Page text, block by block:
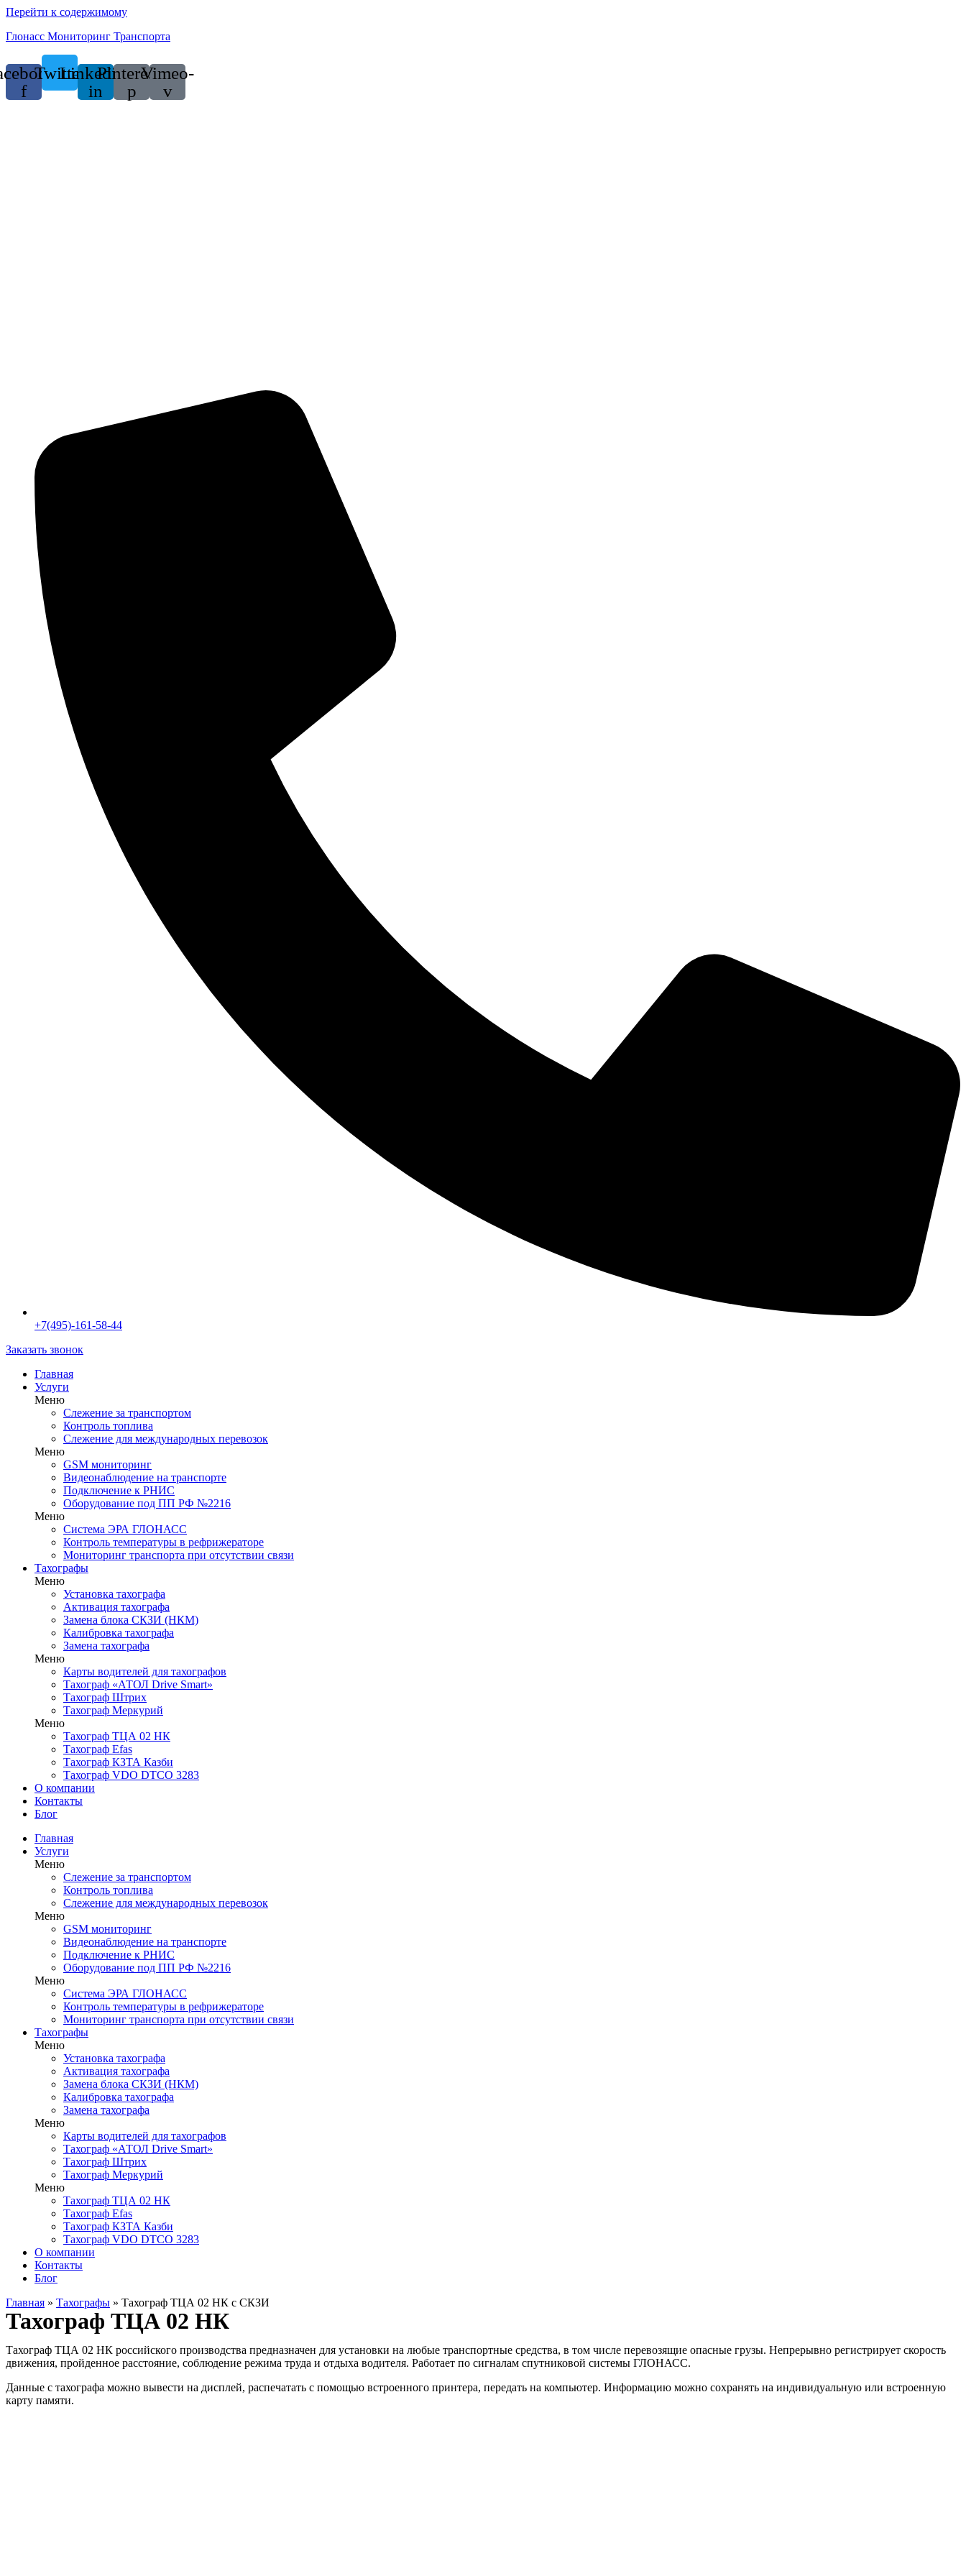
Перейти к содержимому
Глонасс Мониторинг Транспорта
f
TwitterLinkedin-
in
Pinterest-
p
Vimeo-
v
+7(495)-161-58-44
Заказать звонок
Главная
Услуги
Меню
Слежение за транспортом
Контроль топлива
Слежение для международных перевозок
Меню
GSM мониторинг
Видеонаблюдение на транспорте
Подключение к РНИС
Оборудование под ПП РФ №2216
Меню
Система ЭРА ГЛОНАСС
Контроль температуры в рефрижераторе
Мониторинг транспорта при отсутствии связи
Тахографы
Меню
Установка тахографа
Активация тахографа
Замена блока СКЗИ (НКМ)
Калибровка тахографа
Замена тахографа
Меню
Карты водителей для тахографов
Тахограф «АТОЛ Drive Smart»
Тахограф Штрих
Тахограф Меркурий
Меню
Тахограф ТЦА 02 НК
Тахограф Efas
Тахограф КЗТА Казби
Тахограф VDO DTCO 3283
О компании
Контакты
Блог
Главная
Услуги
Меню
Слежение за транспортом
Контроль топлива
Слежение для международных перевозок
Меню
GSM мониторинг
Видеонаблюдение на транспорте
Подключение к РНИС
Оборудование под ПП РФ №2216
Меню
Система ЭРА ГЛОНАСС
Контроль температуры в рефрижераторе
Мониторинг транспорта при отсутствии связи
Тахографы
Меню
Установка тахографа
Активация тахографа
Замена блока СКЗИ (НКМ)
Калибровка тахографа
Замена тахографа
Меню
Карты водителей для тахографов
Тахограф «АТОЛ Drive Smart»
Тахограф Штрих
Тахограф Меркурий
Меню
Тахограф ТЦА 02 НК
Тахограф Efas
Тахограф КЗТА Казби
Тахограф VDO DTCO 3283
О компании
Контакты
Блог
Главная » Тахографы » Тахограф ТЦА 02 НК с СКЗИ
Тахограф ТЦА 02 НК
Тахограф ТЦА 02 НК российского производства предназначен для установки на любые транспортные средства, в том числе перевозящие опасные грузы. Непрерывно регистрирует скорость
движения, пройденное расстояние, соблюдение режима труда и отдыха водителя. Работает по сигналам спутниковой системы ГЛОНАСС.
Данные с тахографа можно вывести на дисплей, распечатать с помощью встроенного принтера, передать на компьютер. Информацию можно сохранять на индивидуальную или встроенную
карту памяти.